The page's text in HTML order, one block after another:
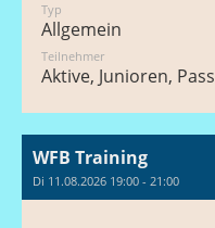
Typ
Allgemein
Teilnehmer
Aktive, Junioren,
WFB Training
Di 11.08.2026 19:00 - 21:00